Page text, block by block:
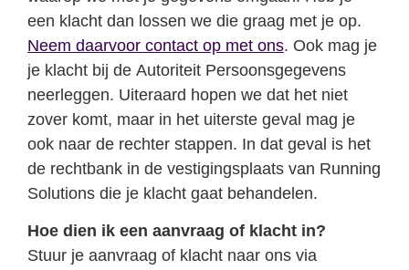
een klacht dan lossen we die graag met je op.
Neem daarvoor contact op met ons. Ook mag je
je klacht bij de Autoriteit Persoonsgegevens
neerleggen. Uiteraard hopen we dat het niet
zover komt, maar in het uiterste geval mag je
ook naar de rechter stappen. In dat geval is het
de rechtbank in de vestigingsplaats van Running
Solutions die je klacht gaat behandelen.
Hoe dien ik een aanvraag of klacht in?
Stuur je aanvraag of klacht naar ons via